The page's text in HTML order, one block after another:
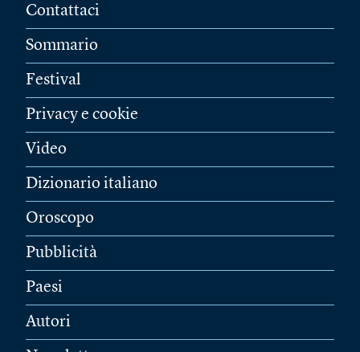
Contattaci
Sommario
Festival
Privacy e cookie
Video
Dizionario italiano
Oroscopo
Pubblicità
Paesi
Autori